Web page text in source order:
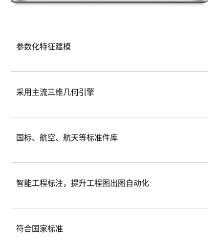
参数化特征建模
采用主流三维几何引擎
国标、航空、航天等标准件库
智能工程标注，提升工程图出图自动化
符合国家标准